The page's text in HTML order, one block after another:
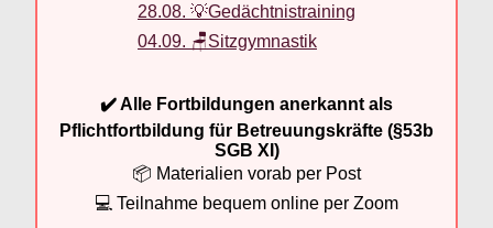
28.08. 💡Gedächtnistraining
04.09. 🪑Sitzgymnastik
✔️ Alle Fortbildungen anerkannt als
Pflichtfortbildung für Betreuungskräfte (§53b
SGB XI)
📦 Materialien vorab per Post
💻 Teilnahme bequem online per Zoom